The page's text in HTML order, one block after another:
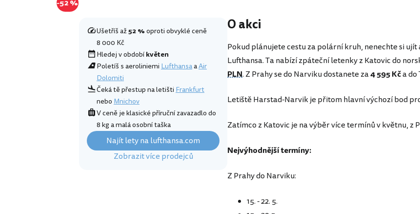
-52 %
Ušetříš až52 %oproti obvyklé ceně
8 000 Kč
Hledej v obdobíkvěten
Poletíš s aeroliniemiLufthansaaAir
Dolomiti
Čeká tě přestup na letištiFrankfurt
neboMnichov
V ceně je klasické příruční zavazadlo do
8 kg a malá osobní taška
Najít lety na lufthansa.com
Zobrazit více prodejců
O akci
Pokud plánujete cestu za polární kruh, nenechte si
Lufthansa. Ta nabízí zpáteční letenky z Katovic do
PLN. Z Prahy se do Narviku dostanete za4 595 Kča do
Letiště Harstad-Narvik je přitom hlavní výchozí bod
Zatímco z Katovic je na výběr více termínů v květnu, z
Nejvýhodnější termíny:
Z Prahy do Narviku:
15. - 22. 5.